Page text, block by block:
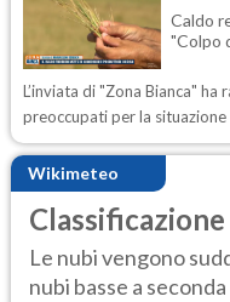
Caldo
"Colpo
L’inviata di "Zona Bianca"
preoccupati per la situazione
Wikimeteo
Le nubi vengono
nubi basse a